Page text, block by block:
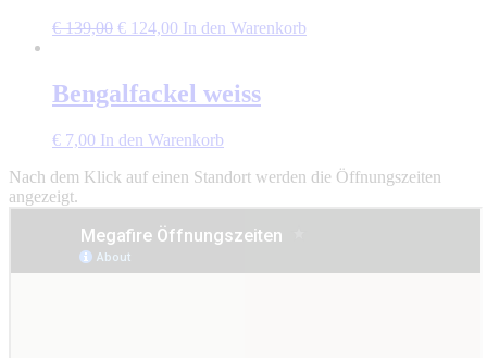
€139,00 Ursprünglicher
€ 139,00
€ 124,00 Aktueller
€ 124,00.
In den Warenkorb
Bengalfackel weiss
€ 7,00 In den Warenkorb
Nach dem Klick auf einen Standort werden die Öffnungszeiten
angezeigt.